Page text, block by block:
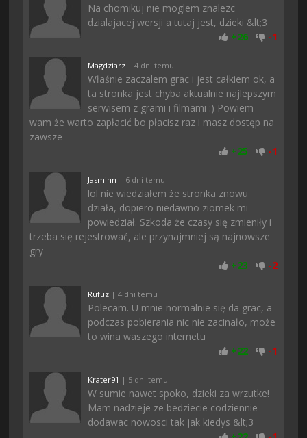
Na chomikuj nie moglem znalezc
dzialajacej wersji a tutaj jest, dzieki &lt;3
+26 -1
Magdziarz | 4 dni temu
Właśnie zaczalem grac i jest całkiem ok, a
ta stronka jest chyba aktualnie najlepszym
serwisem z grami i filmami :) Powiem
wam że warto zapłacić bo płacisz raz i masz dostęp na
zawsze
+25 -1
Jasminn | 6 dni temu
lol nie wiedziałem że stronka znowu
działa, dopiero niedawno ziomek mi
powiedział. Szkoda że czasy się zmieniły i
trzeba się rejestrować, ale przynajmniej są najnowsze
gry
+23 -2
Rufuz | 4 dni temu
Polecam. U mnie normalnie się da grac, a
podczas pobierania nic nie zacinało, może
to wina waszego internetu
+22 -1
Krater91 | 5 dni temu
W sumie nawet spoko, dzieki za wrzutke!
Mam nadzieje ze bedziecie codziennie
dodawac nowosci tak jak kiedys &lt;3